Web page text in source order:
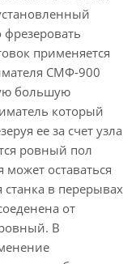
применяется
СМФ-900
большую
который
ее за счет узла
ровный пол
может оставаться
в перерывах
от
В